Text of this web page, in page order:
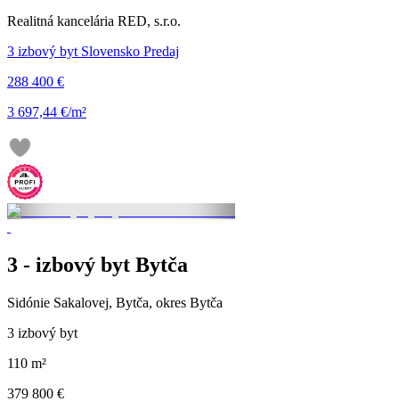
Realitná kancelária RED, s.r.o.
3 izbový byt Slovensko Predaj
288 400 €
3 697,44 €/m²
3 - izbový byt Bytča
Sidónie Sakalovej, Bytča, okres Bytča
3 izbový byt
110 m²
379 800 €